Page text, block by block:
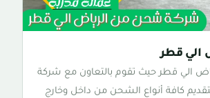
الي قطر
الي قطر حيث تقوم بالتعاون مع شركة
كافة أنواع الشحن من داخل وخارج